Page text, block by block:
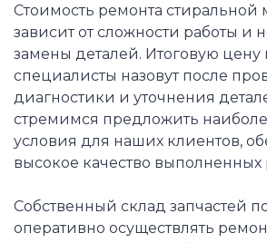
Стоимость ремонта
зависит от сложности работы и
замены деталей. Итоговую
специалисты назовут после
диагностики и уточнения
стремимся предложить
условия для наших клиентов,
высокое качество выполненных
Собственный склад запчастей
оперативно осуществлять